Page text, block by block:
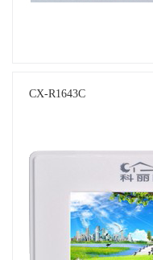
CX-R1643C